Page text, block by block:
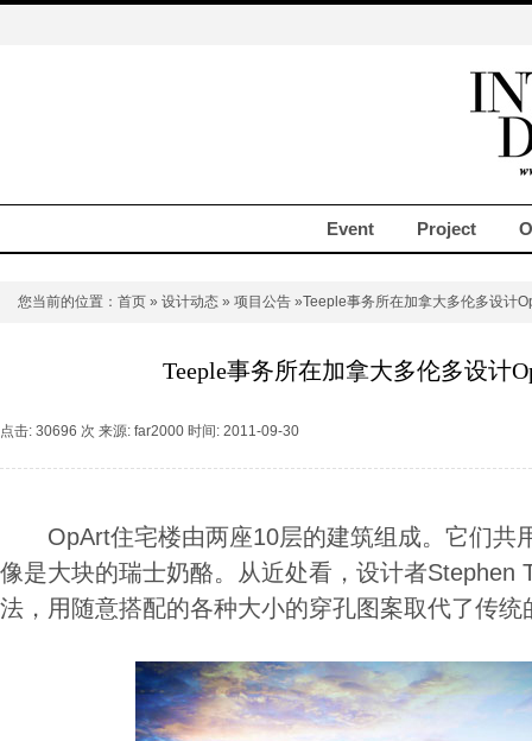
Event Project
您当前的位置： 首页 » 设计动态 » 项目公告 »Teeple事务所在加拿大多伦多设计
Teeple事务所在加拿大多伦多设计
点击: 30696 次 来源: far2000 时间: 2011-09-30
OpArt住宅楼由两座10层的建筑组成。它们共
像是大块的瑞士奶酪。从近处看，设计者Stephen
法，用随意搭配的各种大小的穿孔图案取代了传统